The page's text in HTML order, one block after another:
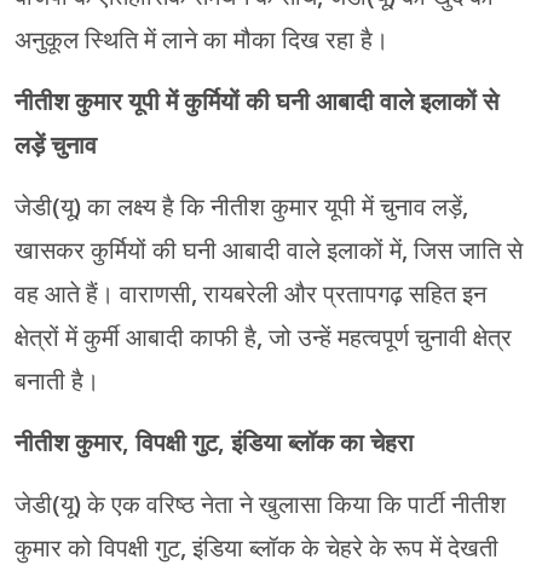
अनुकूल स्थिति में लाने का मौका दिख रहा है।
नीतीश कुमार यूपी में कुर्मियों की घनी आबादी वाले इलाकों से
लड़ें चुनाव
जेडी(यू) का लक्ष्य है कि नीतीश कुमार यूपी में चुनाव लड़ें,
खासकर कुर्मियों की घनी आबादी वाले इलाकों में, जिस जाति से
वह आते हैं। वाराणसी, रायबरेली और प्रतापगढ़ सहित इन
क्षेत्रों में कुर्मी आबादी काफी है, जो उन्हें महत्वपूर्ण चुनावी क्षेत्र
बनाती है।
नीतीश कुमार, विपक्षी गुट, इंडिया ब्लॉक का चेहरा
जेडी(यू) के एक वरिष्ठ नेता ने खुलासा किया कि पार्टी नीतीश
कुमार को विपक्षी गुट, इंडिया ब्लॉक के चेहरे के रूप में देखती